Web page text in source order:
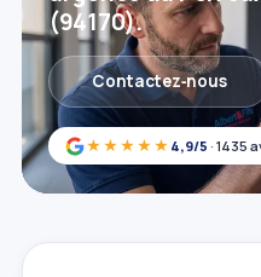
★★★★★ 4,9/5 · 1435
(94170).
Contactez‑nous